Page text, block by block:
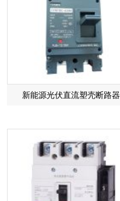
新能源光伏直流塑壳断路器